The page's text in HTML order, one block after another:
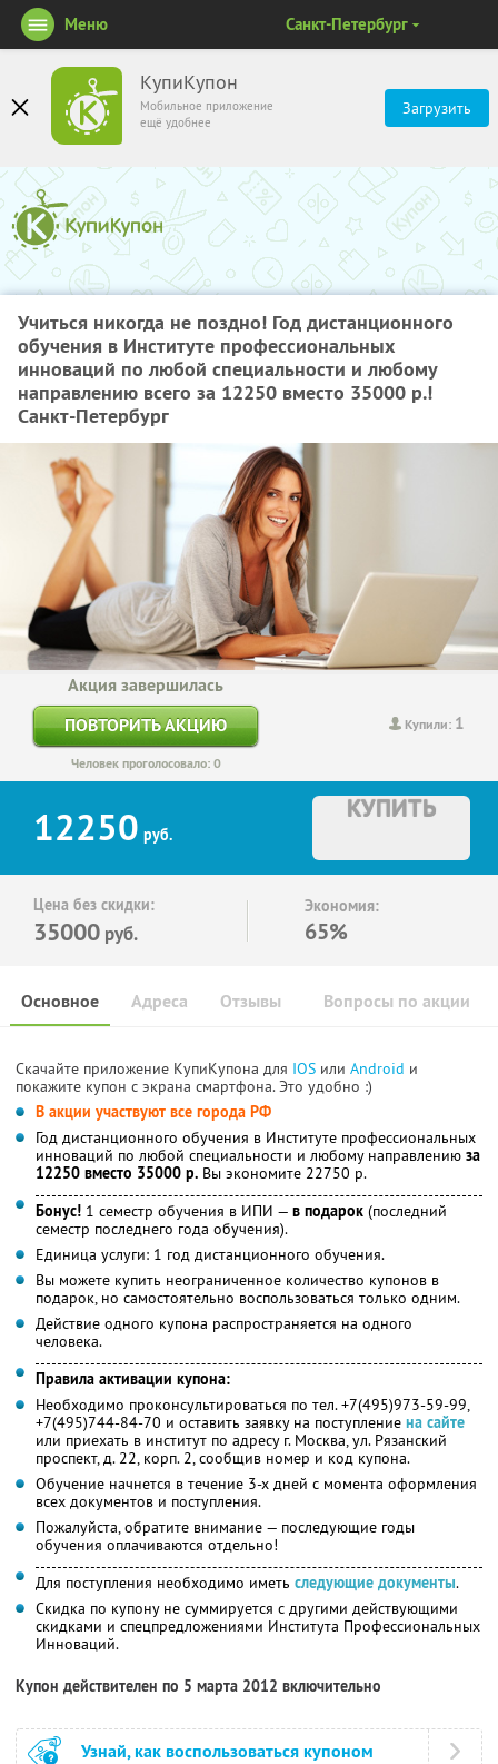
КупиКупон
Мобильное приложение
ещё удобнее
Загрузить
Меню Санкт-Петербург
Учиться никогда не поздно! Год дистанционного
обучения в Институте профессиональных
инноваций по любой специальности и любому
направлению всего за 12250 вместо 35000 р.!
Санкт-Петербург
Купили: 1
Акция завершилась
ПОВТОРИТЬ АКЦИЮ
Человек проголосовало: 0
12250 руб.
КУПИТЬ
Цена без скидки:
35000 руб.
Экономия:
65%
Основное Отзывы Вопросы по акции
Адреса
Скачайте приложение КупиКупона для IOS или Android и
покажите купон с экрана смартфона. Это удобно :)
В акции участвуют все города РФ
Год дистанционного обучения в Институте профессиональных
инноваций по любой специальности и любому направлению за
12250 вместо 35000 р. Вы экономите 22750 р.
Бонус! 1 семестр обучения в ИПИ — в подарок (последний
семестр последнего года обучения).
Единица услуги: 1 год дистанционного обучения.
Вы можете купить неограниченное количество купонов в
подарок, но самостоятельно воспользоваться только одним.
Действие одного купона распространяется на одного
человека.
Правила активации купона:
Необходимо проконсультироваться по тел. +7(495)973-59-99,
+7(495)744-84-70 и оставить заявку на поступление на сайте
или приехать в институт по адресу г. Москва, ул. Рязанский
проспект, д. 22, корп. 2, сообщив номер и код купона.
Обучение начнется в течение 3-х дней с момента оформления
всех документов и поступления.
Пожалуйста, обратите внимание — последующие годы
обучения оплачиваются отдельно!
Для поступления необходимо иметь следующие документы.
Скидка по купону не суммируется с другими действующими
скидками и спецпредложениями Института Профессиональных
Инноваций.
Купон действителен по 5 марта 2012 включительно
Узнай, как воспользоваться купоном